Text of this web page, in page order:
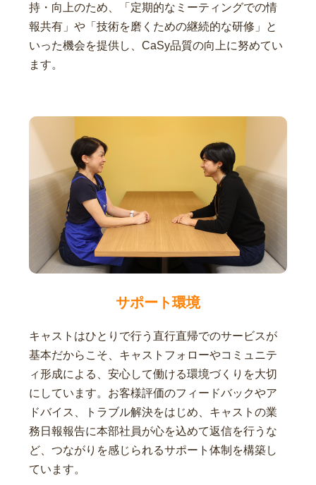
持・向上のため、「定期的なミーティングでの情
報共有」や「技術を磨くための継続的な研修」と
いった機会を提供し、CaSy品質の向上に努めてい
ます。
サポート環境
キャストはひとりで行う直行直帰でのサービスが
基本だからこそ、キャストフォローやコミュニテ
ィ形成による、安心して働ける環境づくりを大切
にしています。お客様評価のフィードバックやア
ドバイス、トラブル解決をはじめ、キャストの業
務日報報告に本部社員が心を込めて返信を行うな
ど、つながりを感じられるサポート体制を構築し
ています。